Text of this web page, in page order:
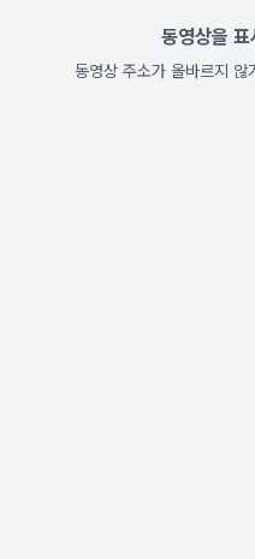
동영상을
동영상 주소가 올바르지